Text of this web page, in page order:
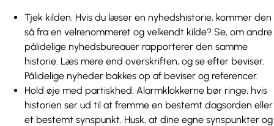
Tjek kilden. Hvis du læser en nyhedshistorie, kommer den
så fra en velrenommeret og velkendt kilde? Se, om andre
pålidelige nyhedsbureauer rapporterer den samme
historie. Læs mere end overskriften, og se efter beviser.
Pålidelige nyheder bakkes op af beviser og referencer.
Hold øje med partiskhed. Alarmklokkerne bør ringe, hvis
historien ser ud til at fremme en bestemt dagsorden eller
et bestemt synspunkt. Husk, at dine egne synspunkter og